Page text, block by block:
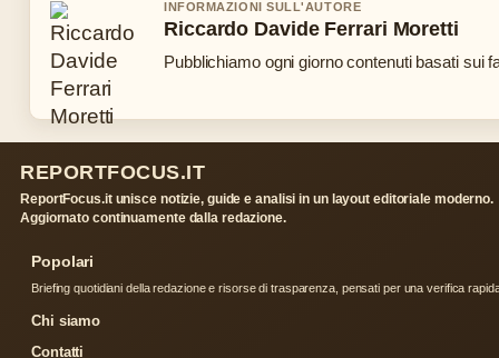
INFORMAZIONI SULL'AUTORE
Riccardo Davide Ferrari Moretti
Pubblichiamo ogni giorno contenuti basati sui
REPORTFOCUS.IT
ReportFocus.it unisce notizie, guide e analisi in un layout editoriale moderno.
Aggiornato continuamente dalla redazione.
Popolari
Briefing quotidiani della redazione e risorse di trasparenza, pensati per una verifica
Chi siamo
Contatti